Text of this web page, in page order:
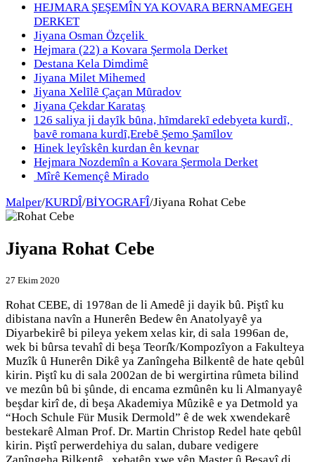
HEJMARA ŞEŞEMÎN YA KOVARA BERNAMEGEH
DERKET
Jiyana Osman Özçelik
Hejmara (22) a Kovara Şermola Derket
Destana Kela Dimdimê
Jiyana Milet Mihemed
Jiyana Xelȋlȇ Çaçan Mȗradov
Jiyana Çekdar Karataş
126 saliya ji dayȋk bȗna, hȋmdarekȋ edebyeta kurdȋ,
bavȇ romana kurdȋ,Erebȇ Şemo Şamȋlov
Hinek leyîskên kurdan ên kevnar
Hejmara Nozdemîn a Kovara Şermola Derket
Mîrê Kemençê Mirado
Malper/KURDÎ/BİYOGRAFÎ/Jiyana Rohat Cebe
Jiyana Rohat Cebe
27 Ekim 2020
Rohat CEBE, di 1978an de li Amedê ji dayik bû. Piştî ku
dibistana navîn a Hunerên Bedew ên Anatolyayê ya
Diyarbekirê bi pileya yekem xelas kir, di sala 1996an de,
wek bi bûrsa tevahî di beşa Teorı̂k/Kompozîyon a Fakulteya
Muzîk û Hunerên Dikê ya Zanîngeha Bilkentê de hate qebûl
kirin. Piştî ku di sala 2002an de bi wergirtina rûmeta bilind
ve mezûn bû bi şûnde, di encama ezmûnên ku li Almanyayê
beşdar kirî de, di beşa Akademiya Mûzikê e ya Detmold ya
“Hoch Schule Für Musik Dermold” ê de wek xwendekarê
bestekarê Alman Prof. Dr. Martin Christop Redel hate qebûl
kirin. Piştî perwerdehiya du salan, dubare vedigere
Zanîngeha Bilkentê , xebatên xwe yên Master û Besayî di